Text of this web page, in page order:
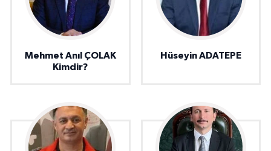
Mehmet Anıl ÇOLAK
Kimdir?
Hüseyin ADATEPE